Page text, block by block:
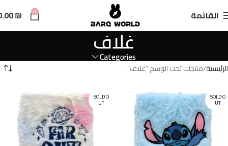
القائمة 0
₪
غلاف
Categories
الرئيسية منتجات تحت الوسم “غلاف”
SOLD O
UT
SOLD O
UT